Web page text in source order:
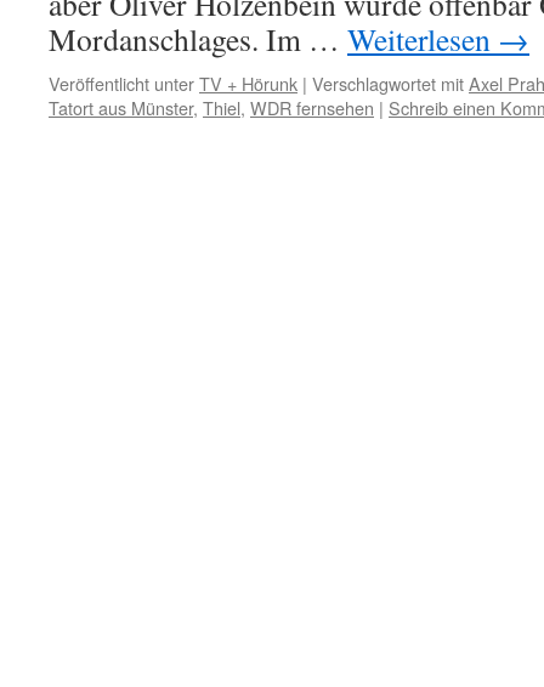
Mordanschlages. Im … Weiterlesen →
Veröffentlicht unterTV + Hörunk | Verschlagwortet mitAxel
Tatort aus Münster, Thiel, WDR fernsehen | Schreib einen